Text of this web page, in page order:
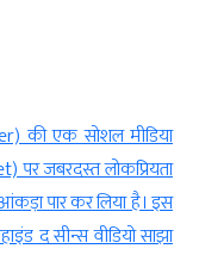
की एक सोशल मीडिया
पर जबरदस्त लोकप्रियता
पार कर लिया है। इस
द सीन्स वीडियो साझा